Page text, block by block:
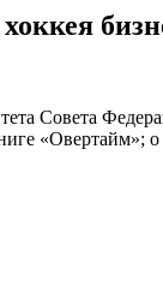
Совета
«Овертайм»; о